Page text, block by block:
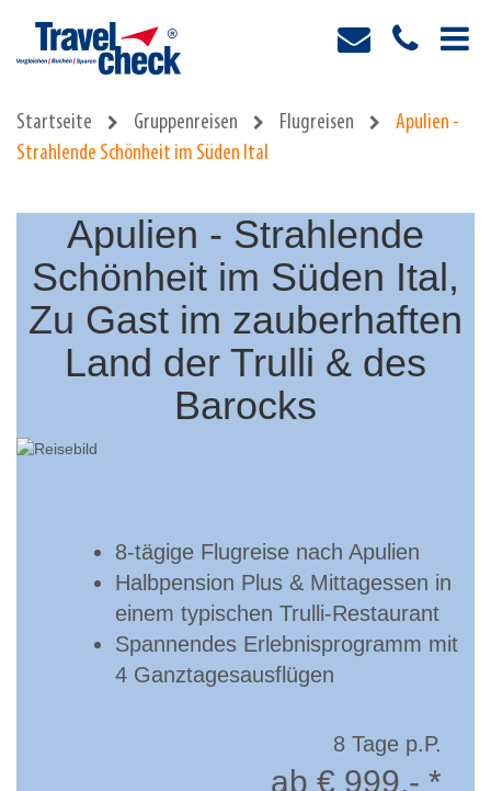
Startseite Gruppenreisen Flugreisen
Apulien -
Strahlende Schönheit im Süden Ital
Apulien - Strahlende
Schönheit im Süden Ital,
Zu Gast im zauberhaften
Land der Trulli & des
Barocks
8-tägige Flugreise nach Apulien
Halbpension Plus & Mittagessen in
einem typischen Trulli-Restaurant
Spannendes Erlebnisprogramm mit
4 Ganztagesausflügen
8 Tage p.P.
ab € 999,- *